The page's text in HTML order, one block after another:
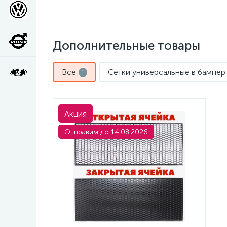
Дополнительные товары
Все 1 Сетки универсальные в бампер
Акция
Отправим до 14.08.2026